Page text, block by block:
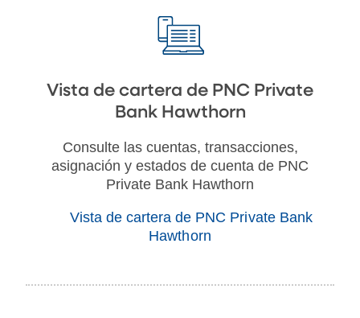
Vista de cartera de PNC Private
Bank Hawthorn
Consulte las cuentas, transacciones,
asignación y estados de cuenta de PNC
Private Bank Hawthorn
Vista de cartera de PNC Private Bank
Hawthorn